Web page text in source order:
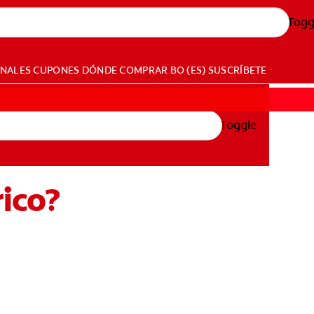
CUPONES DÓNDE COMPRAR BO (ES) SUSCRÍBETE
Toggle